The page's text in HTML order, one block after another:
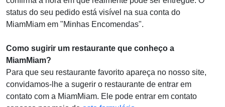
status do seu pedido está visível na sua conta do
MiamMiam em "Minhas Encomendas".
Como sugirir um restaurante que conheço a
MiamMiam?
Para que seu restaurante favorito apareça no nosso site,
convidamos-lhe a sugerir o restaurante de entrar em
contato com a MiamMiam. Ele pode entrar em contato